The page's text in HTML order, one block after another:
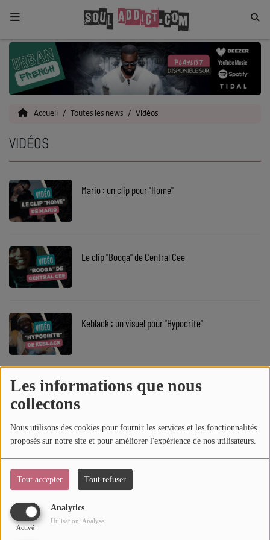
Les informations que nous
collectons
Nous utilisons des cookies pour fournir les services et les fonctionnalités
proposés sur notre site et pour améliorer l'expérience de nos utilisateurs.
Tout accepter Tout refuser
Analytics
Activé
Utilisation: Analyse
Home
Toutes les News
Actu
Interviews
Talents
Top 5
SOUL ADDICT PLAY
Flash News
5 bonnes raisons
Dans la Street
C quoi ton Actu ?
Mic 2 Rue
Première Fois
URBAN CULTURE
Sport
Accueil Toutes les news Vidéos
VIDÉOS
Mario : un clip pour "Home"
Le clip "Booga" de Central Cee
Keblack : un visuel pour "Hypocrite"
Le clip "Cœur de Pirate" de Monsieur Nov
Keith Robinson : le clip "Foolish Luv"
Kehlani : le visuel "Out The Window"